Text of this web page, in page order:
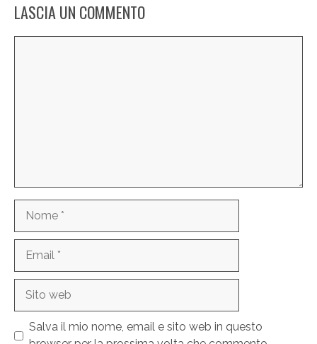
LASCIA UN COMMENTO
web
Salva il mio nome, email e sito web in questo